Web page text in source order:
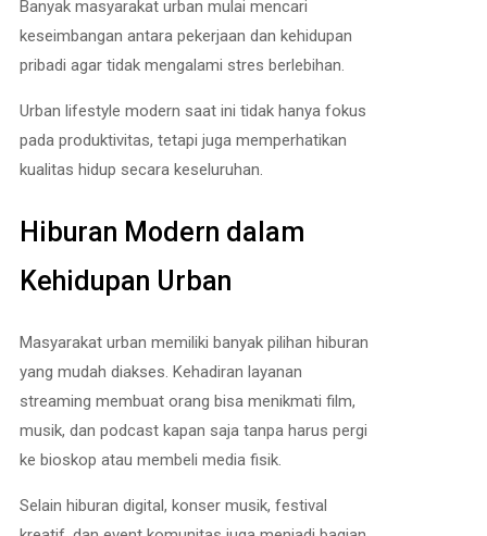
Banyak masyarakat urban mulai mencari
keseimbangan antara pekerjaan dan kehidupan
pribadi agar tidak mengalami stres berlebihan.
Urban lifestyle modern saat ini tidak hanya fokus
pada produktivitas, tetapi juga memperhatikan
kualitas hidup secara keseluruhan.
Hiburan Modern dalam
Kehidupan Urban
Masyarakat urban memiliki banyak pilihan hiburan
yang mudah diakses. Kehadiran layanan
streaming membuat orang bisa menikmati film,
musik, dan podcast kapan saja tanpa harus pergi
ke bioskop atau membeli media fisik.
Selain hiburan digital, konser musik, festival